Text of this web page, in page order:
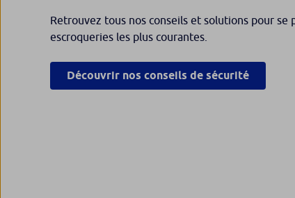
Retrouvez tous nos conseils et solutions pour se
escroqueries les plus courantes.
Découvrir nos conseils de sécurité